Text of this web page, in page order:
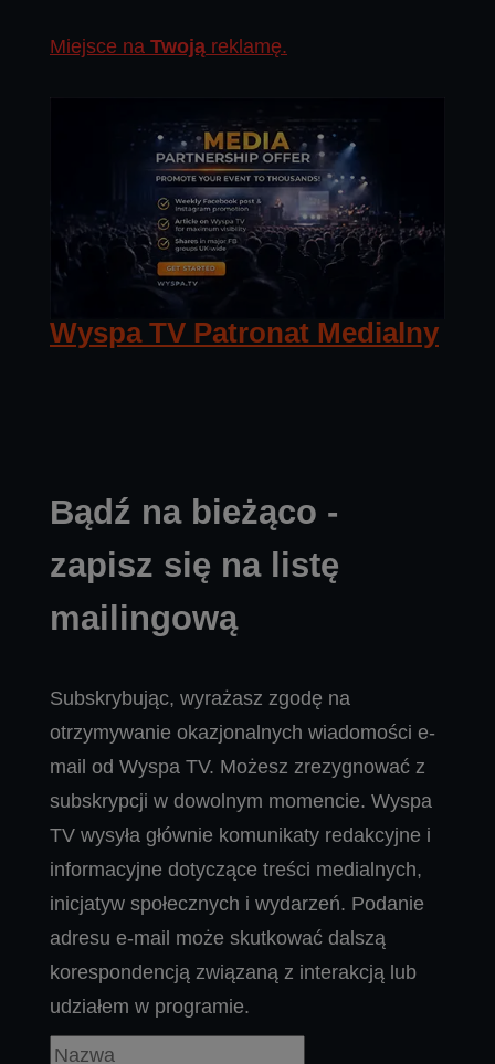
Miejsce na Twoją reklamę.
Wyspa TV Patronat Medialny
Bądź na bieżąco -
zapisz się na listę
mailingową
Subskrybując, wyrażasz zgodę na
otrzymywanie okazjonalnych wiadomości e-
mail od Wyspa TV. Możesz zrezygnować z
subskrypcji w dowolnym momencie. Wyspa
TV wysyła głównie komunikaty redakcyjne i
informacyjne dotyczące treści medialnych,
inicjatyw społecznych i wydarzeń. Podanie
adresu e-mail może skutkować dalszą
korespondencją związaną z interakcją lub
udziałem w programie.